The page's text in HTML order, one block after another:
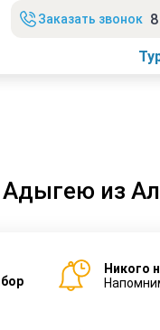
Заказать звонок
из
Никого